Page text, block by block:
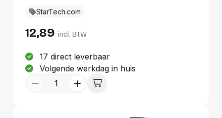
middels een bidirectionele verbinding tussen
DVI verloopkabel is 20 cm lang, wat belasting
kabel voorkomt en het risico vermindert dat
andere nabijgelegen poorten worden
geblokkeerd.De hoogwaardige kabel is
ontworpen en vervaardigd voor een
StarTech.com
12,89 incl. BTW
17 direct leverbaar
Volgende werkdag in huis